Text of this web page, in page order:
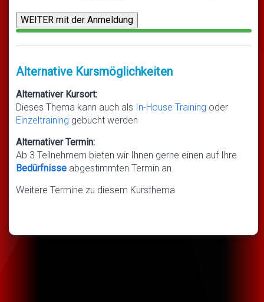
Alternative Kursmöglichkeiten
Alternativer Kursort:
Dieses Thema kann auch als In-House Training oder
Einzeltraining gebucht werden
Alternativer Termin:
Ab 3 Teilnehmern bieten wir Ihnen gerne einen auf Ihre
Bedürfnisse abgestimmten Termin an
Weitere Termine zu diesem Kursthema